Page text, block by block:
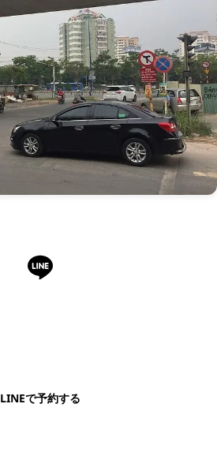
LINEで予約する